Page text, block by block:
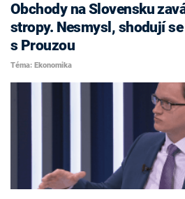
Obchody na Slovensku
stropy. Nesmysl, shodují
s Prouzou
Téma: Ekonomika